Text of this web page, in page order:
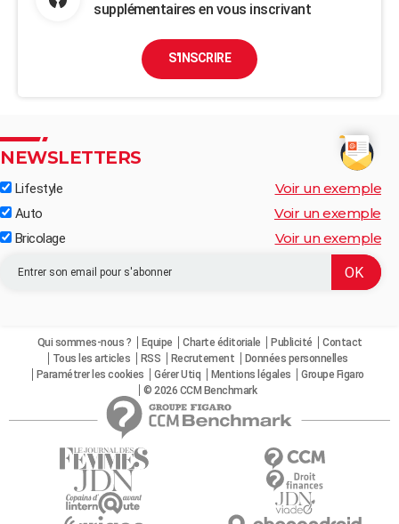
supplémentaires en vous inscrivant
S'INSCRIRE
NEWSLETTERS
Lifestyle Voir un exemple
Auto Voir un exemple
Bricolage Voir un exemple
Qui sommes-nous ? Equipe Charte éditoriale Publicité
Contact
Tous les articles
RSS Recrutement
Données personnelles
Paramétrer les cookies
Gérer Utiq Mentions légales
Groupe Figaro
© 2026 CCM Benchmark